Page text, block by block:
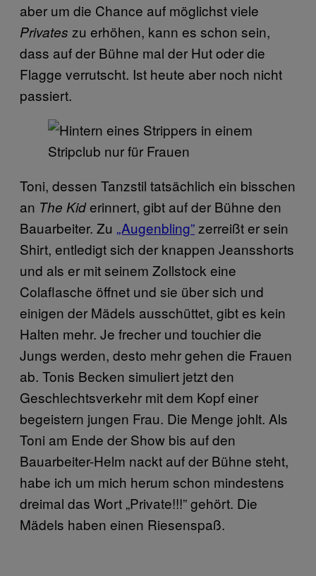
aber um die Chance auf möglichst viele
Privates zu erhöhen, kann es schon sein,
dass auf der Bühne mal der Hut oder die
Flagge verrutscht. Ist heute aber noch nicht
passiert.
Toni, dessen Tanzstil tatsächlich ein bisschen
an The Kiderinnert, gibt auf der Bühne den
Bauarbeiter. Zu „Augenbling”zerreißt er sein
Shirt, entledigt sich der knappen Jeansshorts
und als er mit seinem Zollstock eine
Colaflasche öffnet und sie über sich und
einigen der Mädels ausschüttet, gibt es kein
Halten mehr. Je frecher und touchier die
Jungs werden, desto mehr gehen die Frauen
ab. Tonis Becken simuliert jetzt den
Geschlechtsverkehr mit dem Kopf einer
begeistern jungen Frau. Die Menge johlt. Als
Toni am Ende der Show bis auf den
Bauarbeiter-Helm nackt auf der Bühne steht,
habe ich um mich herum schon mindestens
dreimal das Wort „Private!!!” gehört. Die
Mädels haben einen Riesenspaß.